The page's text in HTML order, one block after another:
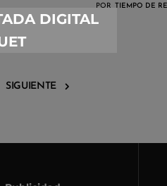
POR TIEMPO DE
SIGUIENTE
DIGITAL